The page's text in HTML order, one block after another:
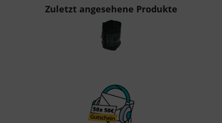
Zuletzt angesehene Produkte